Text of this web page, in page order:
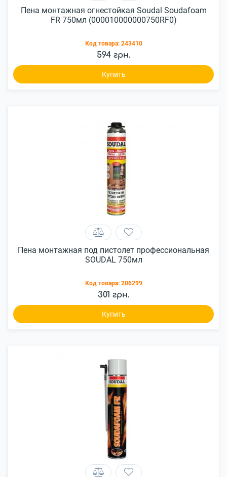
Пена монтажная огнестойкая Soudal Soudafoam
FR 750мл (000010000000750RF0)
Код товара: 243410
594 грн.
Купить
Пена монтажная под пистолет профессиональная
SOUDAL 750мл
Код товара: 206299
301 грн.
Купить